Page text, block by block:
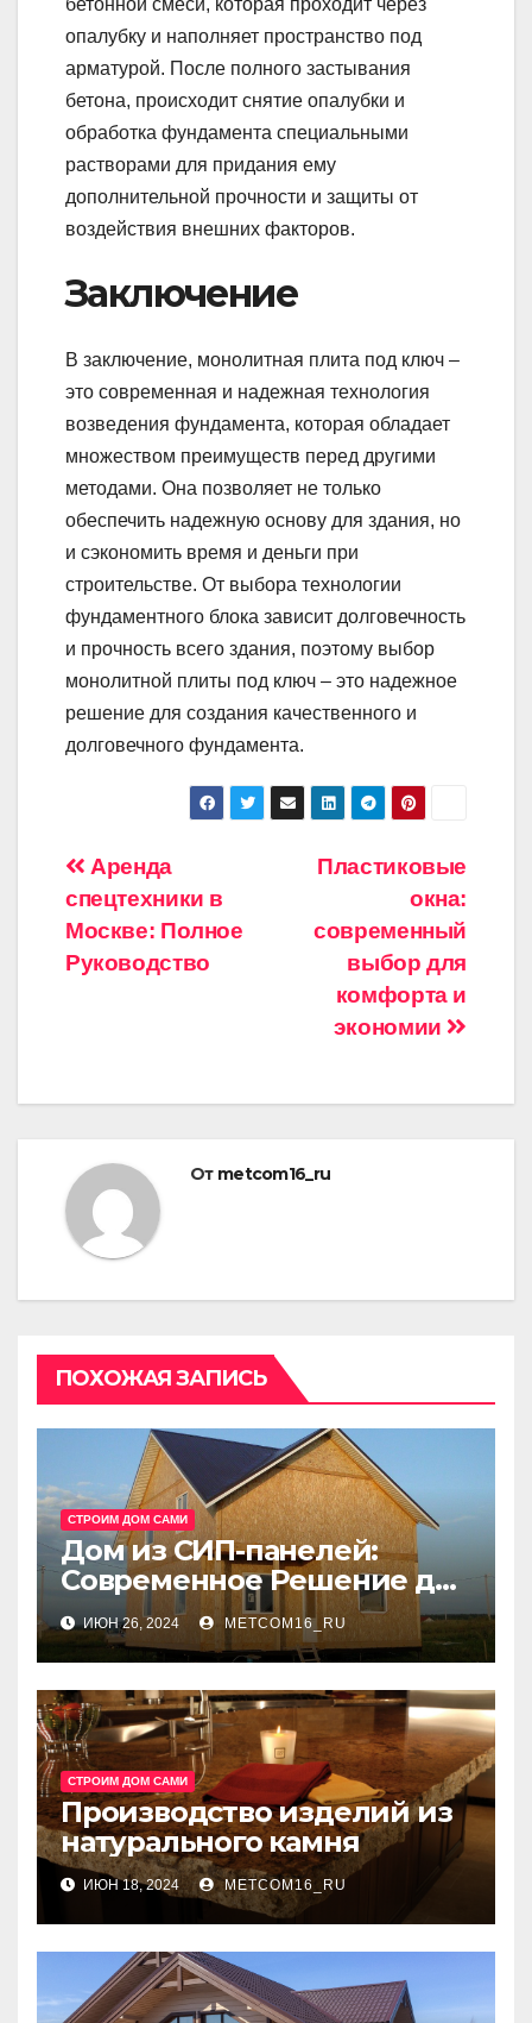
опалубку и наполняет пространство под
арматурой. После полного застывания
бетона, происходит снятие опалубки и
обработка фундамента специальными
растворами для придания ему
дополнительной прочности и защиты от
воздействия внешних факторов.
Заключение
В заключение, монолитная плита под ключ –
это современная и надежная технология
возведения фундамента, которая обладает
множеством преимуществ перед другими
методами. Она позволяет не только
обеспечить надежную основу для здания, но
и сэкономить время и деньги при
строительстве. От выбора технологии
фундаментного блока зависит долговечность
и прочность всего здания, поэтому выбор
монолитной плиты под ключ – это надежное
решение для создания качественного и
долговечного фундамента.
Навигация
по
записям
Пластиковые
окна:
современный
выбор для
комфорта и
экономии
Аренда
спецтехники в
Москве: Полное
Руководство
От metcom16_ru
ПОХОЖАЯ ЗАПИСЬ
СТРОИМ ДОМ САМИ
Дом из СИП-панелей:
Современное Решение для
Быстрого и Эффективного
Строительства
ИЮН 26, 2024 METCOM16_RU
СТРОИМ ДОМ САМИ
Производство изделий из
натурального камня
ИЮН 18, 2024 METCOM16_RU